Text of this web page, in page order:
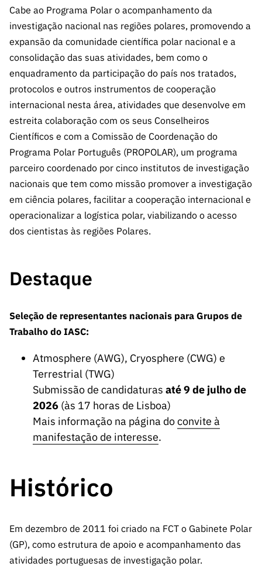
Apoios
científicos – Protocolo
INE/DGEEC/FCT
Balcão da Ciência
Direct Mail
Concursos
FCT
90 Segundos
Subscrever
Direct Mail
de
Concursos
Comunicado
s
Documentos de Gestão
Apoios Comunitários
Contactos
Certificaç
ão e
Benefícios
Fiscais
Recrutam
ento,
Aquisição
de
Serviços e
Parcerias
Consultas
públicas
Manifesta
ções de
Denúncia
Apoios
PRR –
Digital” e
Capacitaç
Cabe ao Programa Polar o acompanhamento da
investigação nacional nas regiões polares, promovendo a
expansão da comunidade científica polar nacional e a
consolidação das suas atividades, bem como o
enquadramento da participação do país nos tratados,
protocolos e outros instrumentos de cooperação
internacional nesta área, atividades que desenvolve em
estreita colaboração com os seus Conselheiros
Científicos e com a Comissão de Coordenação do
Programa Polar Português (PROPOLAR), um programa
parceiro coordenado por cinco institutos de investigação
nacionais que tem como missão promover a investigação
em ciência polares, facilitar a cooperação internacional e
operacionalizar a logística polar, viabilizando o acesso
dos cientistas às regiões Polares.
Destaque
Seleção de representantes nacionais para Grupos de
Trabalho do IASC:
Atmosphere (AWG), Cryosphere (CWG) e
Terrestrial (TWG)
Submissão de candidaturas até 9 de julho de
2026 (às 17 horas de Lisboa)
Mais informação na página doconvite à
manifestação de interesse.
Histórico
Em dezembro de 2011 foi criado na FCT o Gabinete Polar
(GP), como estrutura de apoio e acompanhamento das
atividades portuguesas de investigação polar.